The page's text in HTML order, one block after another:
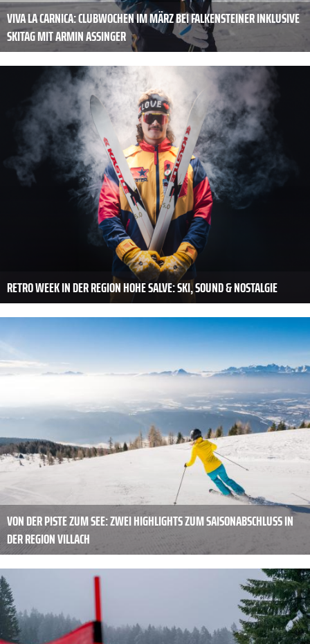
VIVA LA CARNICA: CLUBWOCHEN IM MÄRZ BEI FALKENSTEINER INKLUSIVE
SKITAG MIT ARMIN ASSINGER
RETRO WEEK IN DER REGION HOHE SALVE: SKI, SOUND & NOSTALGIE
VON DER PISTE ZUM SEE: ZWEI HIGHLIGHTS ZUM SAISONABSCHLUSS IN
DER REGION VILLACH